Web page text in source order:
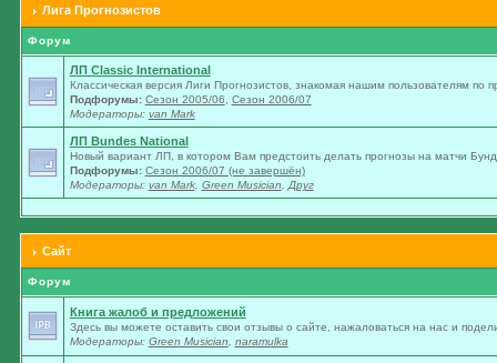
Лига Прогнозистов
Форум
ЛП Classic International
Классическая версия Лиги Прогнозистов, знакомая нашим пользователям по
Подфорумы: Сезон 2005/06
Сезон 2006/07
Модераторы: van Mark
ЛП Bundes National
Новый вариант ЛП, в котором Вам предстоить делать прогнозы на матчи
Подфорумы: Сезон 2006/07 (не завершён)
Модераторы: van Mark, Green Musician Друг
Сайт
Форум
Книга жалоб и предложений
Здесь вы можете оставить свои отзывы о сайте, нажаловаться на нас и
Модераторы: Green Musician naramulka